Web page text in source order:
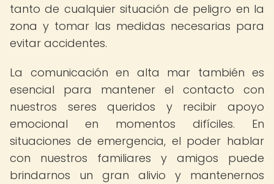
tanto de cualquier situación de peligro en la
zona y tomar las medidas necesarias para
evitar accidentes.
La comunicación en alta mar también es
esencial para mantener el contacto con
nuestros seres queridos y recibir apoyo
emocional en momentos difíciles. En
situaciones de emergencia, el poder hablar
con nuestros familiares y amigos puede
brindarnos un gran alivio y mantenernos